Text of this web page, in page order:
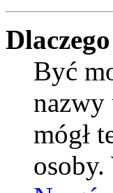
Być
nazwy
mógł